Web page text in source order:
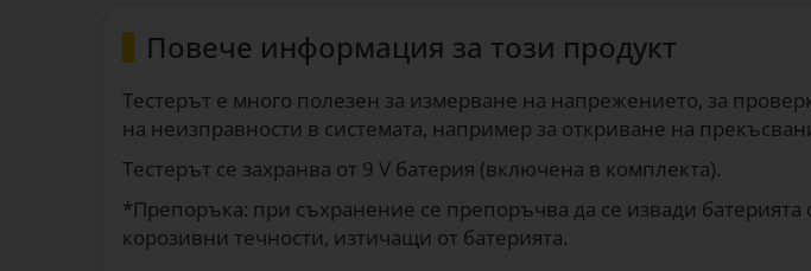
Повече информация за този продукт
Тестерът е много полезен за измерване на напрежението, за
на неизправности в системата, например за откриване на
Тестерът се захранва от 9 V батерия (включена в комплекта).
*Препоръка: при съхранение се препоръчва да се извади батерията
корозивни течности, изтичащи от батерията.